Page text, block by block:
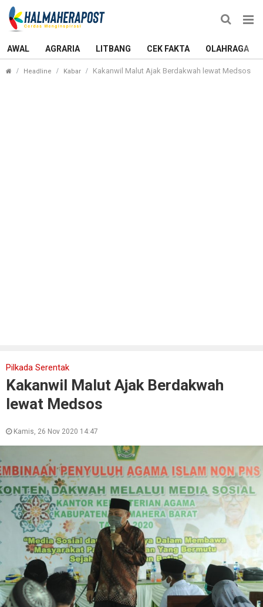
AWAL AGRARIA LITBANG CEK FAKTA OLAHRAGA
Headline Kabar Kakanwil Malut Ajak Berdakwah lewat Medsos
Pilkada Serentak
Kakanwil Malut Ajak Berdakwah
lewat Medsos
Kamis, 26 Nov 2020 14:47